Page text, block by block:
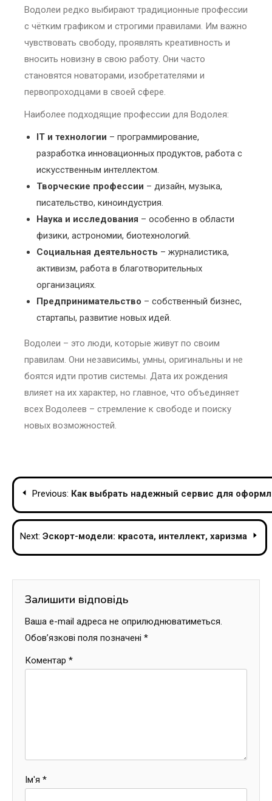
Водолеи редко выбирают традиционные профессии
с чётким графиком и строгими правилами. Им важно
чувствовать свободу, проявлять креативность и
вносить новизну в свою работу. Они часто
становятся новаторами, изобретателями и
первопроходцами в своей сфере.
Наиболее подходящие профессии для Водолея:
IT и технологии – программирование,
разработка инновационных продуктов, работа с
искусственным интеллектом.
Творческие профессии – дизайн, музыка,
писательство, киноиндустрия.
Наука и исследования – особенно в области
физики, астрономии, биотехнологий.
Социальная деятельность – журналистика,
активизм, работа в благотворительных
организациях.
Предпринимательство – собственный бизнес,
стартапы, развитие новых идей.
Водолеи – это люди, которые живут по своим
правилам. Они независимы, умны, оригинальны и не
боятся идти против системы. Дата их рождения
влияет на их характер, но главное, что объединяет
всех Водолеев – стремление к свободе и поиску
новых возможностей.
Навігація
записів
Previous: Как выбрать надежный сервис для
Next: Эскорт-модели: красота, интеллект, харизма
Залишити відповідь
Ваша e-mail адреса не оприлюднюватиметься.
Обов’язкові поля позначені *
Коментар *
Ім'я *